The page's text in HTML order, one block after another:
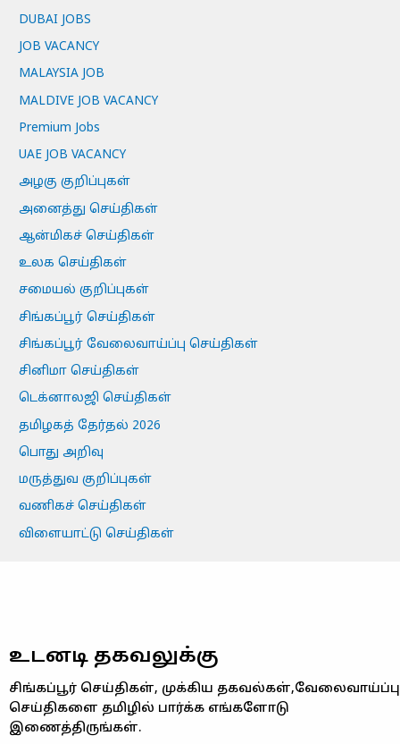
DUBAI JOBS
JOB VACANCY
MALAYSIA JOB
MALDIVE JOB VACANCY
Premium Jobs
UAE JOB VACANCY
அழகு குறிப்புகள்
அனைத்து செய்திகள்
ஆன்மிகச் செய்திகள்
உலக செய்திகள்
சமையல் குறிப்புகள்
சிங்கப்பூர் செய்திகள்
சிங்கப்பூர் வேலைவாய்ப்பு செய்திகள்
சினிமா செய்திகள்
டெக்னாலஜி செய்திகள்
தமிழகத் தேர்தல் 2026
பொது அறிவு
மருத்துவ குறிப்புகள்
வணிகச் செய்திகள்
விளையாட்டு செய்திகள்
உடனடி தகவலுக்கு
சிங்கப்பூர் செய்திகள், முக்கிய தகவல்கள்,வேலைவாய்ப்பு
செய்திகளை தமிழில் பார்க்க எங்களோடு
இணைத்திருங்கள்.